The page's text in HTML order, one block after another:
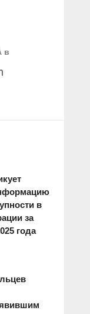
в
в
за
года